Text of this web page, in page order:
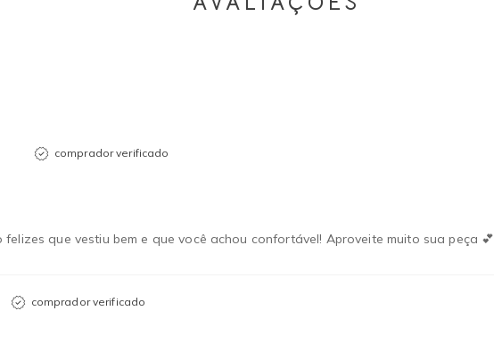
comprador verificado
que vestiu bem e que você achou confortável! Aproveite muito sua peça 💕
comprador verificado